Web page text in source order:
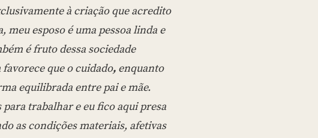
à criação que acredito
meu esposo é uma pessoa linda e
é fruto dessa sociedade
que o cuidado,enquanto
equilibrada entre pai e mãe.
trabalhar e eu fico aqui presa
as condições materiais, afetivas